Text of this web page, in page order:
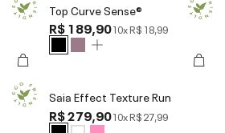
Top Curve Sense®
R$ 189,9010xR$ 18,99
Saia Effect Texture Run
R$ 279,9010xR$ 27,99